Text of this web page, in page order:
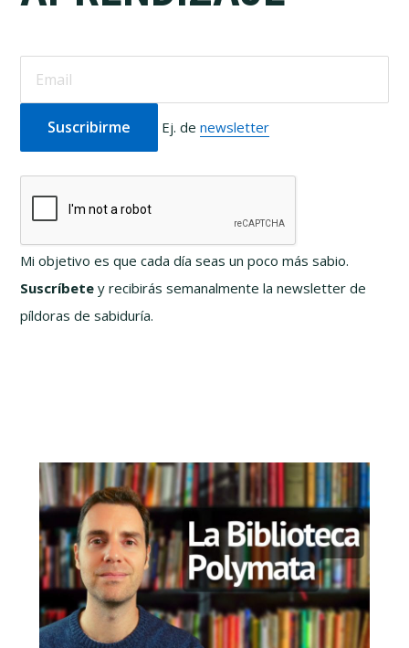
Ej. denewsletter
Mi objetivo es que cada día seas un poco más sabio.
Suscríbete y recibirás semanalmente la newsletter de
píldoras de sabiduría.